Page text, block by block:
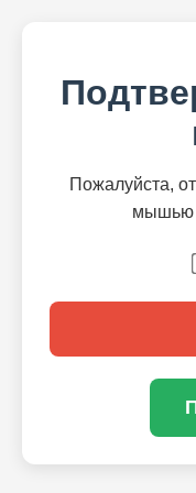
Пожалуйста,
мышью